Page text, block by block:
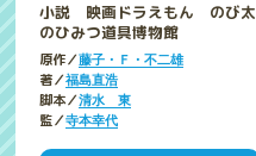
小説 映画ドラえもん のび太
のひみつ道具博物館
原作／藤子・Ｆ・不二雄
著／福島直浩
脚本／清水 東
監／寺本幸代